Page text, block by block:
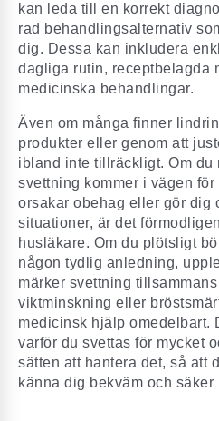
kan leda till en korrekt
rad behandlingsalternativ
dig. Dessa kan inkludera
dagliga rutin, receptbelagda
medicinska behandlingar.
Även om många finner
produkter eller genom att
ibland inte tillräckligt. Om du
svettning kommer i vägen
orsakar obehag eller gör dig
situationer, är det
husläkare. Om du plötsligt
någon tydlig anledning,
märker svettning tillsammans
viktminskning eller
medicinsk hjälp omedelbart.
varför du svettas för mycket
sätten att hantera det, så att
känna dig bekväm och